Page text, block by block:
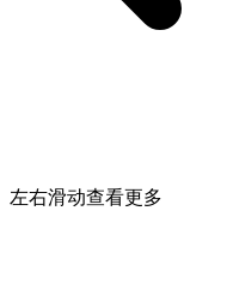
左右滑动查看更多